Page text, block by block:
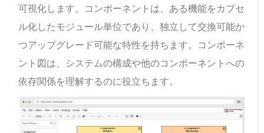
可視化します。コンポーネントは、ある機能をカプセ
ル化したモジュール単位であり、独立して交換可能か
つアップグレード可能な特性を持ちます。コンポーネ
ント図は、システムの構成や他のコンポーネントへの
依存関係を理解するのに役立ちます。